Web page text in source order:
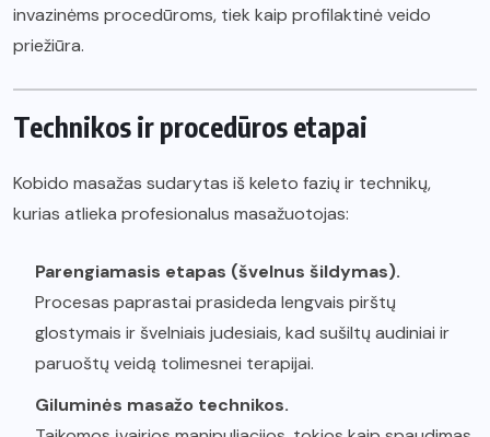
invazinėms procedūroms, tiek kaip profilaktinė veido
priežiūra.
Technikos ir procedūros etapai
Kobido masažas sudarytas iš keleto fazių ir technikų,
kurias atlieka profesionalus masažuotojas:
Parengiamasis etapas (švelnus šildymas).
Procesas paprastai prasideda lengvais pirštų
glostymais ir švelniais judesiais, kad sušiltų audiniai ir
paruoštų veidą tolimesnei terapijai.
Giluminės masažo technikos.